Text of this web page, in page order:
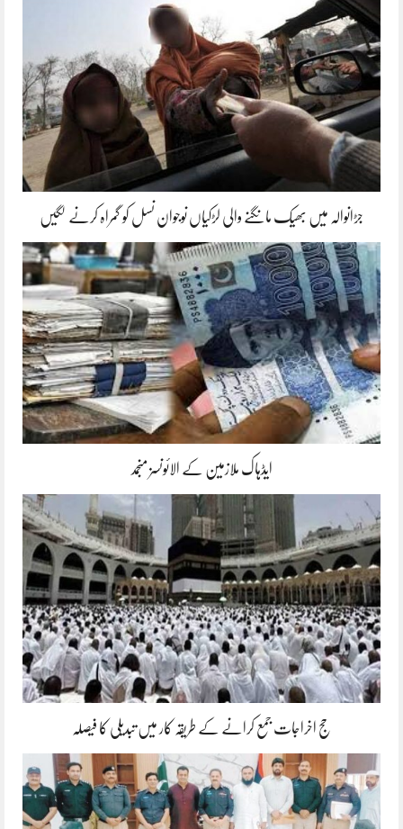
جڑانوالہ میں بھیک مانگنے والی لڑکیاں نوجوان نسل کو گمراہ کرنے لگیں
ایڈہاک ملازمین کے الائونسز منجمد
حج اخراجات جمع کرانے کے طریقہ کار میں تبدیلی کا فیصلہ